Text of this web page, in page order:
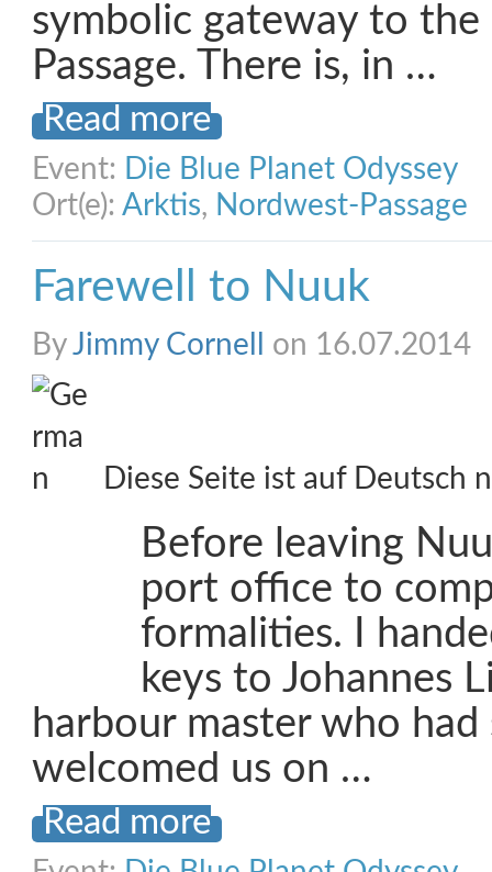
symbolic gateway to
Passage. There is, in …
Read more
Event: Die Blue Planet Odyssey
Ort(e): Arktis, Nordwest-Passage
Farewell to Nuuk
ByJimmy Cornell on 16.07.2014
Diese Seite ist auf Deutsch
Before leaving
port office to
formalities. I
keys to Johannes
harbour master who
welcomed us on …
Read more